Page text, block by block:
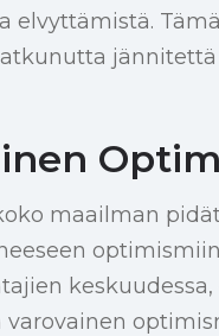
elvyttämistä.
maailman